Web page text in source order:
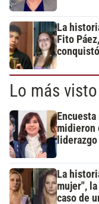
La
Fito
Lo más visto
midieron
La
mujer",
caso de